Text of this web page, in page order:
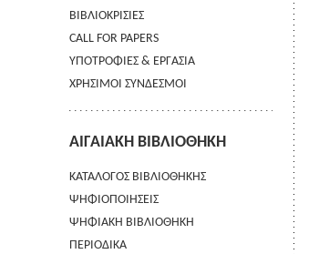
ΒΙΒΛΙΟΚΡΙΣΙΕΣ
CALL FOR PAPERS
ΥΠΟΤΡΟΦΙΕΣ & ΕΡΓΑΣΙΑ
ΧΡΗΣΙΜΟΙ ΣΥΝΔΕΣΜΟΙ
ΑΙΓΑΙΑΚΗ ΒΙΒΛΙΟΘΗΚΗ
ΚΑΤΑΛΟΓΟΣ ΒΙΒΛΙΟΘΗΚΗΣ
ΨΗΦΙΟΠΟΙΗΣΕΙΣ
ΨΗΦΙΑΚΗ ΒΙΒΛΙΟΘΗΚΗ
ΠΕΡΙΟΔΙΚΑ